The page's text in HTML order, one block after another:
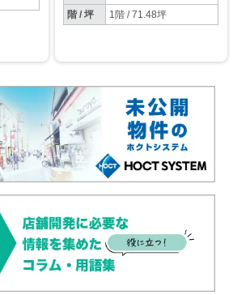
階 / 坪
1階 / 71.48坪